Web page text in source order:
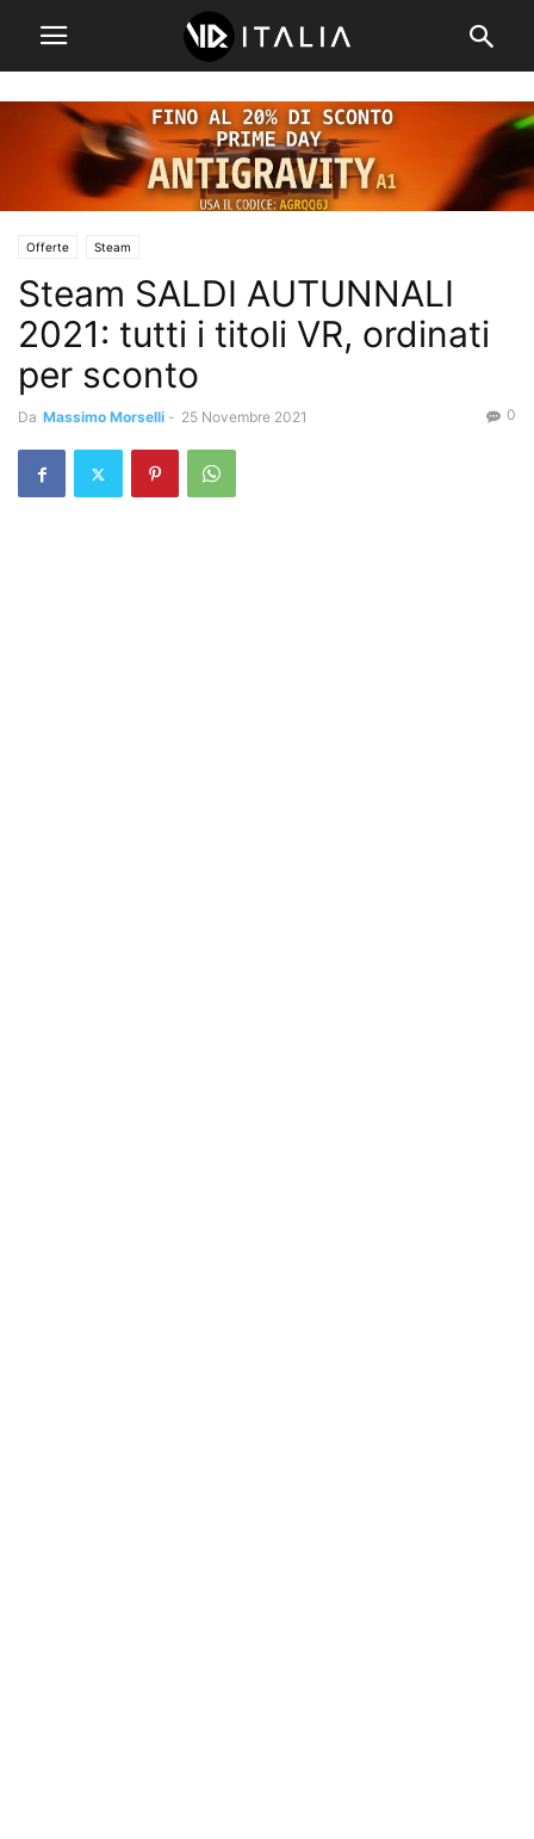
Offerte Steam
Steam SALDI AUTUNNALI
2021: tutti i titoli VR, ordinati
per sconto
Da Massimo Morselli - 25 Novembre 2021 0